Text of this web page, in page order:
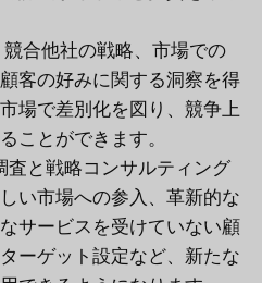
競合他社の戦略、市場での
客の好みに関する洞察を得
場で差別化を図り、競争上
ことができます。
査と戦略コンサルティング
い市場への参入、革新的な
サービスを受けていない顧
ーゲット設定など、新たな